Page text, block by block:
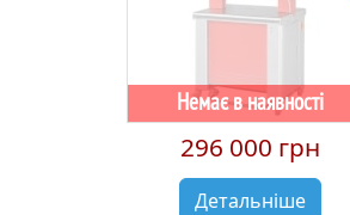
Немає в наявності
296 000 грн
Детальніше